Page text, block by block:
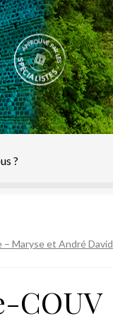
?
Maryse et André David
COUV